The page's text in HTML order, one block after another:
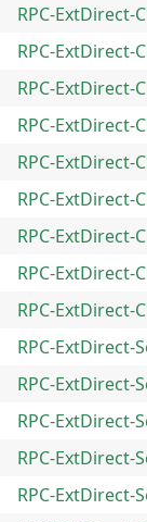
RPC-ExtDirect-
RPC-ExtDirect-
RPC-ExtDirect-
RPC-ExtDirect-
RPC-ExtDirect-
RPC-ExtDirect-
RPC-ExtDirect-
RPC-ExtDirect-
RPC-ExtDirect-
RPC-ExtDirect-
RPC-ExtDirect-
RPC-ExtDirect-
RPC-ExtDirect-
RPC-ExtDirect-